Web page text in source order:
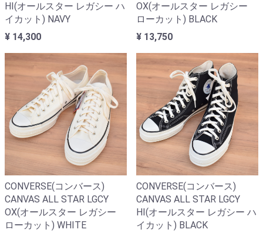
HI(オールスター レガシー ハ
イカット) NAVY
¥ 14,300
OX(オールスター レガシー
ローカット) BLACK
¥ 13,750
CONVERSE(コンバース)
CANVAS ALL STAR LGCY
OX(オールスター レガシー
ローカット) WHITE
CONVERSE(コンバース)
CANVAS ALL STAR LGCY
HI(オールスター レガシー ハ
イカット) BLACK